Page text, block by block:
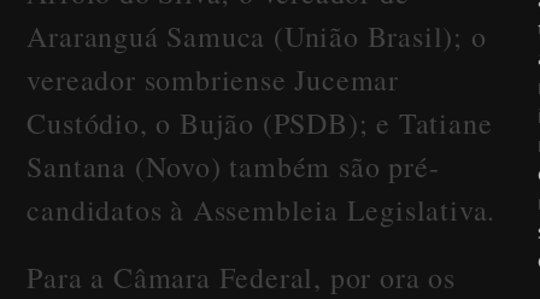
Araranguá Samuca (União Brasil); o
vereador sombriense Jucemar
Custódio, o Bujão (PSDB); e Tatiane
Santana (Novo) também são pré-
candidatos à Assembleia Legislativa.
Para a Câmara Federal, por ora os